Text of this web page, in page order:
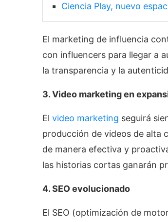
Ciencia Play, nuevo
El marketing de influencia
con influencers para llegar a
la transparencia y la
3. Video marketing en
El video marketing seguirá
producción de videos de alta
de manera efectiva y
las historias cortas ganarán
4. SEO evolucionado
El SEO (optimización de